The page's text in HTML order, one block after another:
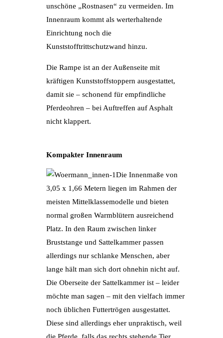
unschöne „Rostnasen“ zu vermeiden. Im
Innenraum kommt als werterhaltende
Einrichtung noch die
Kunststofftrittschutzwand hinzu.
Die Rampe ist an der Außenseite mit
kräftigen Kunststoffstoppern ausgestattet,
damit sie – schonend für empfindliche
Pferdeohren – bei Auftreffen auf Asphalt
nicht klappert.
Kompakter Innenraum
Die Innenmaße von
3,05 x 1,66 Metern liegen im Rahmen der
meisten Mittelklassemodelle und bieten
normal großen Warmblütern ausreichend
Platz. In den Raum zwischen linker
Bruststange und Sattelkammer passen
allerdings nur schlanke Menschen, aber
lange hält man sich dort ohnehin nicht auf.
Die Oberseite der Sattelkammer ist – leider
möchte man sagen – mit den vielfach immer
noch üblichen Futtertrögen ausgestattet.
Diese sind allerdings eher unpraktisch, weil